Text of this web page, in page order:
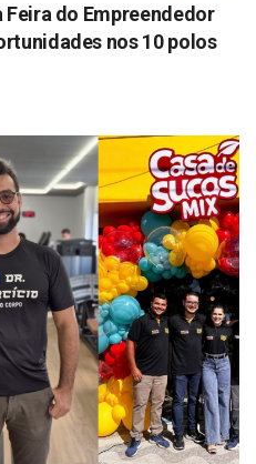
do Empreendedor
nos 10 polos